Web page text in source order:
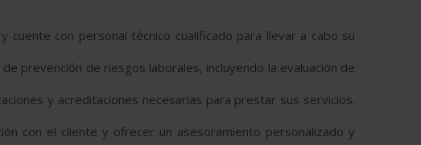
con personal técnico cualificado para llevar a cabo su
prevención de riesgos laborales, incluyendo la evaluación de
y acreditaciones necesarias para prestar sus servicios.
con el cliente y ofrecer un asesoramiento personalizado y